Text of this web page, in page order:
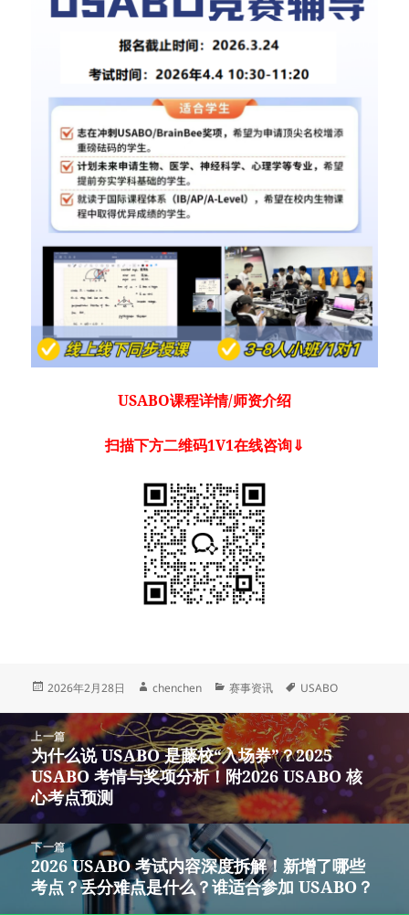
USABO课程详情/师资介绍
扫描下方二维码1V1在线咨询⇓
发
于
2026年2月28日
作
chenchen
分
赛事资讯
标
USABO
航
上一篇
上
篇
文
章：
为什么说 USABO 是藤校“入场券”？2025
USABO 考情与奖项分析！附2026 USABO 核
心考点预测
下一篇
下
篇
文
2026 USABO 考试内容深度拆解！新增了哪些
考点？丢分难点是什么？谁适合参加 USABO？